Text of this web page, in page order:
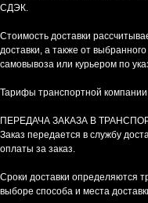
СДЭК.
Стоимость доставки
доставки, а также от
самовывоза или курьером по
Тарифы транспортной
ПЕРЕДАЧА ЗАКАЗА В
Заказ передается в службу
оплаты за заказ.
Сроки доставки определяются
выборе способа и места